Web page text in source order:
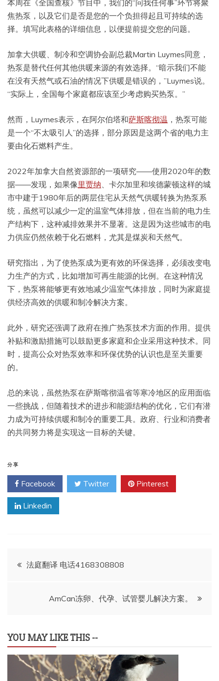
本周在《全国查核》节目中，我们的“问我任何事”环节将聚
焦热泵，以及它们是否是您的一个负担得起且可持续的选
择。填写此表格的详细信息，以便提前提交您的问题。
加拿大供暖、制冷和空调协会副总裁Martin Luymes同意，
热泵是替代任何其他供暖来源的有效选择。“暗示我们不能
在没有天然气或石油的情况下供暖是错误的，”Luymes说。
“实际上，全国每个家庭都应该至少考虑购买热泵。”
然而，Luymes表示，在阿尔伯塔和萨斯喀彻温 ，热泵可能
是一个“不太吸引人”的选择，部分原因是这两个省的电力主
要由化石燃料产生。
2022年加拿大自然资源部的一项研究——使用2020年的数
据——发现，如果像里贾纳、卡尔加里和埃德蒙顿这样的城
市中建于1980年后的两层住宅从天然气供暖转换为热泵系
统，虽然可以减少一定的温室气体排放，但在当前的电力生
产结构下，这种减排效果并不显著。这是因为这些城市的电
力供应仍然依赖于化石燃料，尤其是煤炭和天然气。
研究指出，为了使热泵成为更有效的环保选择，必须改变电
力生产的方式，比如增加可再生能源的比例。在这种情况
下，热泵将能够更有效地减少温室气体排放，同时为家庭提
供经济高效的供暖和制冷解决方案。
此外，研究还强调了政府在推广热泵技术方面的作用。提供
补贴和激励措施可以鼓励更多家庭和企业采用这种技术。同
时，提高公众对热泵效率和环保优势的认识也是至关重要
的。
总的来说，虽然热泵在萨斯喀彻温省等寒冷地区的应用面临
一些挑战，但随着技术的进步和能源结构的优化，它们有潜
力成为可持续供暖和制冷的重要工具。政府、行业和消费者
的共同努力将是实现这一目标的关键。
分享
Facebook Twitter Pinterest
Linkedin
文
航
法庭翻译 电话4168308808
AmCan冻卵、代孕、试管婴儿解决方案。
YOU MAY LIKE THIS --